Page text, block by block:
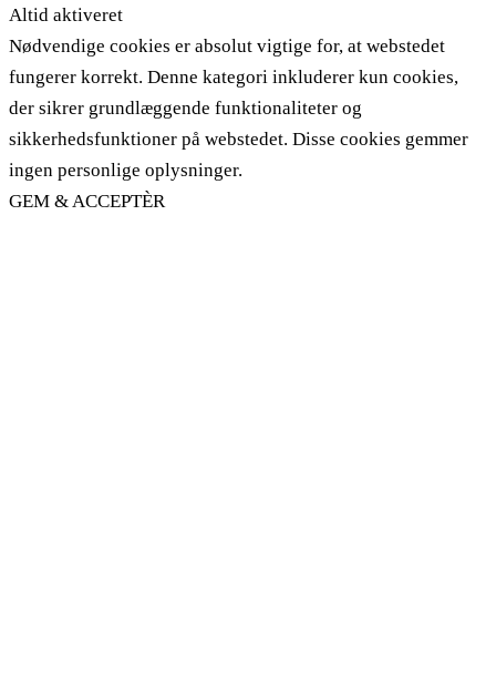
Altid aktiveret
Nødvendige cookies er absolut vigtige for, at webstedet
fungerer korrekt. Denne kategori inkluderer kun cookies,
der sikrer grundlæggende funktionaliteter og
sikkerhedsfunktioner på webstedet. Disse cookies gemmer
ingen personlige oplysninger.
GEM & ACCEPTÈR